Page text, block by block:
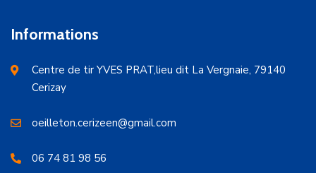
Informations
Centre de tir YVES PRAT,lieu dit La Vergnaie, 79140
Cerizay
oeilleton.cerizeen@gmail.com
06 74 81 98 56